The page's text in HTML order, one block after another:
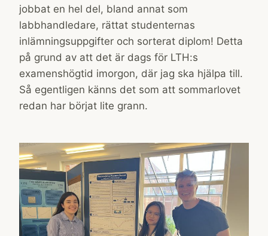
jobbat en hel del, bland annat som
labbhandledare, rättat studenternas
inlämningsuppgifter och sorterat diplom! Detta
på grund av att det är dags för LTH:s
examenshögtid imorgon, där jag ska hjälpa till.
Så egentligen känns det som att sommarlovet
redan har börjat lite grann.